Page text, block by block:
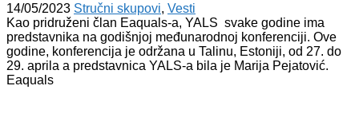
14/05/2023 Stručni skupovi, Vesti
Kao pridruženi član Eaquals-a, YALS svake godine ima
predstavnika na godišnjoj međunarodnoj konferenciji. Ove
godine, konferencija je održana u Talinu, Estoniji, od 27. do
29. aprila a predstavnica YALS-a bila je Marija Pejatović.
Eaquals